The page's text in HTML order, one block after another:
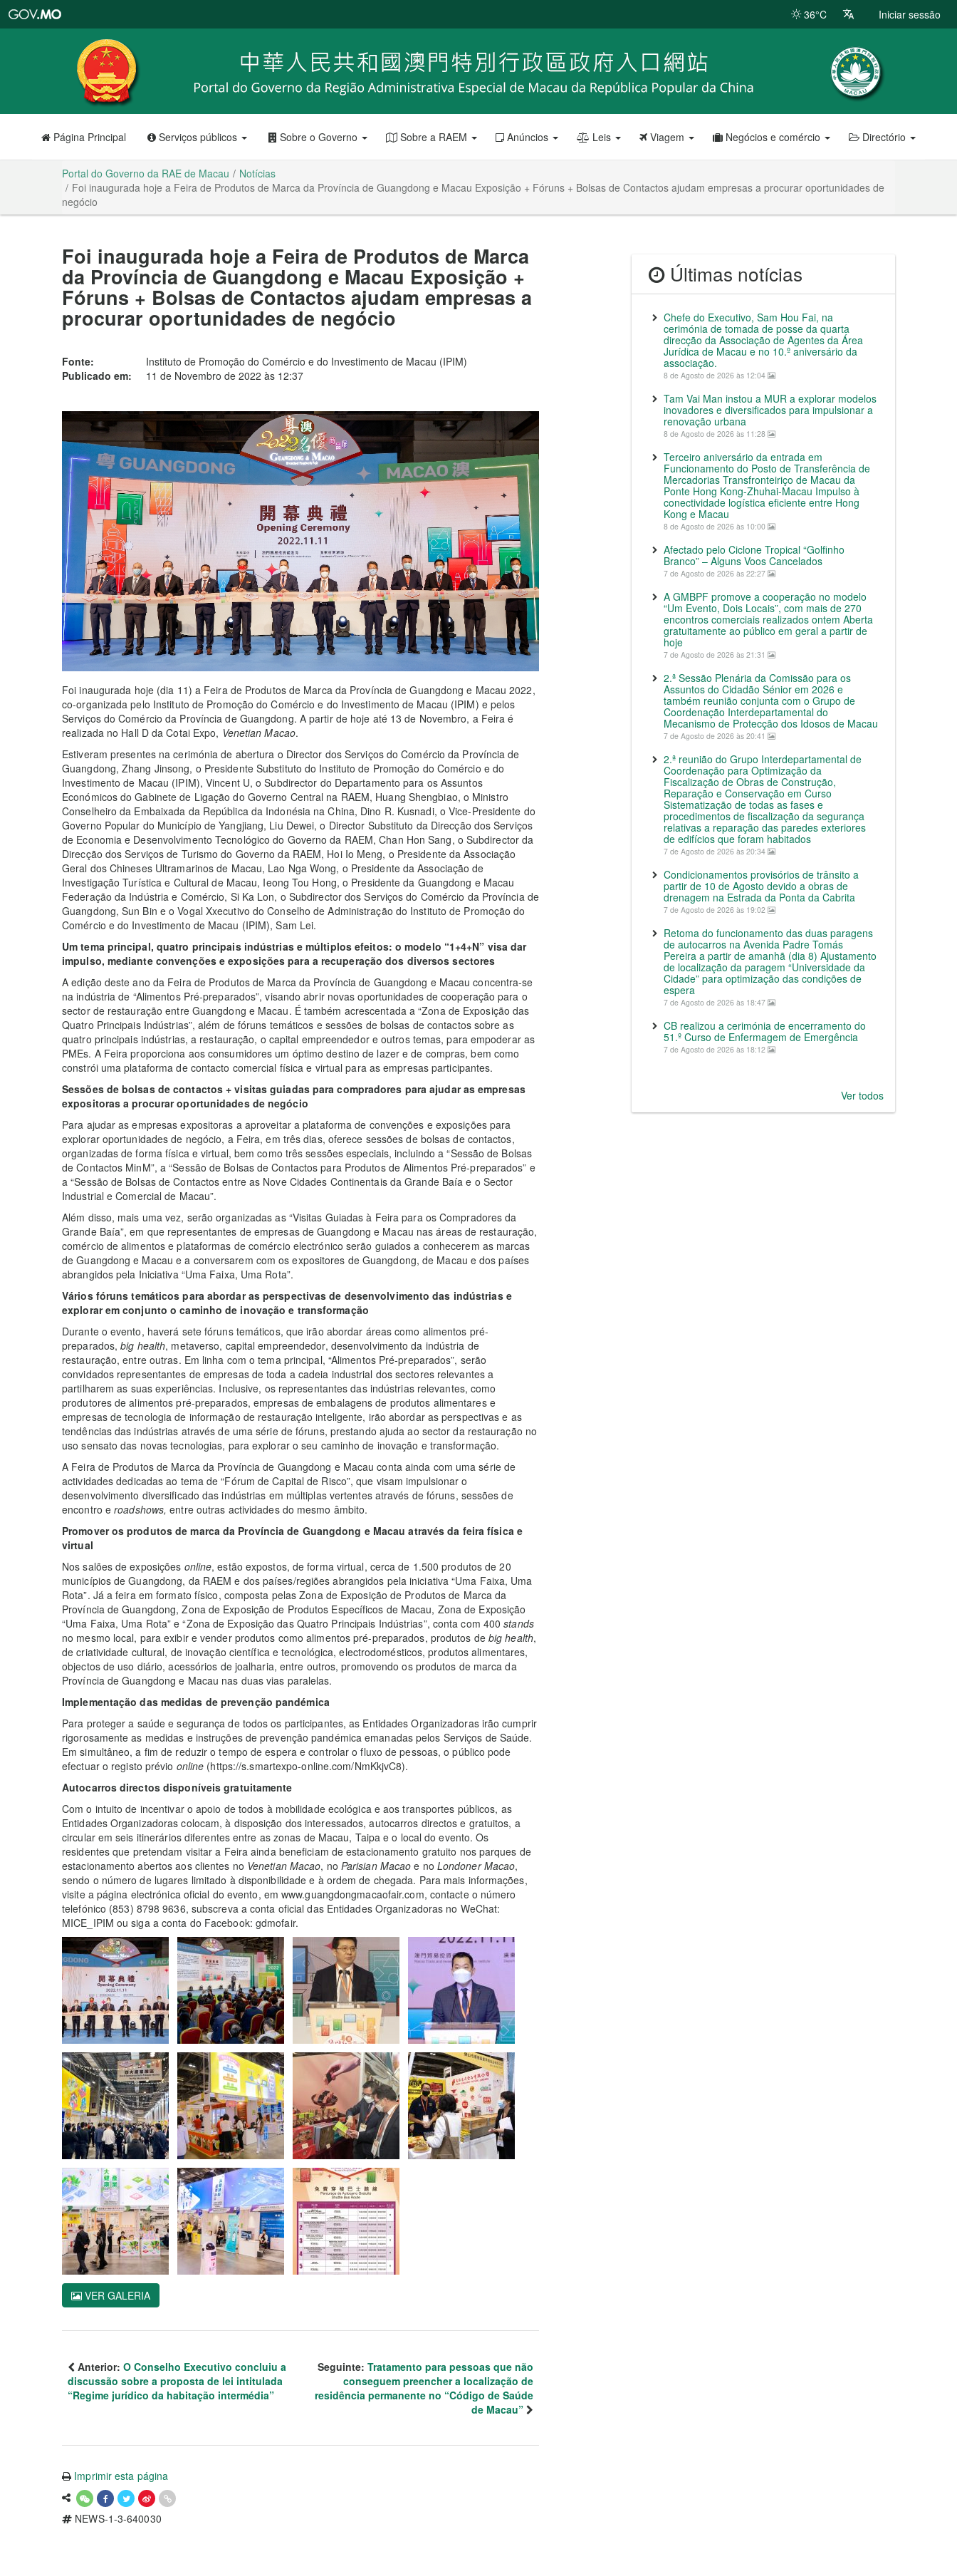
RAE
de
Macau
36°C Iniciar sessão
Página Principal Serviços públicos Sobre o Governo Sobre a RAEM Anúncios Leis Viagem Negócios e comércio Directório
Portal do Governo da RAE de Macau
Notícias
Foi inaugurada hoje a Feira de Produtos de Marca da Província de Guangdong e Macau Exposição + Fóruns + Bolsas de Contactos ajudam empresas a procurar oportunidades de
negócio
Foi inaugurada hoje a Feira de Produtos de Marca
da Província de Guangdong e Macau Exposição +
Fóruns + Bolsas de Contactos ajudam empresas a
procurar oportunidades de negócio
Fonte:
Instituto de Promoção do Comércio e do Investimento de Macau (IPIM)
Publicado em:
11 de Novembro de 2022 às 12:37
Foi inaugurada hoje (dia 11) a Feira de Produtos de Marca da Província de Guangdong e Macau 2022,
co-organizada pelo Instituto de Promoção do Comércio e do Investimento de Macau (IPIM) e pelos
Serviços do Comércio da Província de Guangdong. A partir de hoje até 13 de Novembro, a Feira é
realizada no Hall D da Cotai Expo, Venetian Macao.
Estiveram presentes na cerimónia de abertura o Director dos Serviços do Comércio da Província de
Guangdong, Zhang Jinsong, o Presidente Substituto do Instituto de Promoção do Comércio e do
Investimento de Macau (IPIM), Vincent U, o Subdirector do Departamento para os Assuntos
Económicos do Gabinete de Ligação do Governo Central na RAEM, Huang Shengbiao, o Ministro
Conselheiro da Embaixada da República da Indonésia na China, Dino R. Kusnadi, o Vice-Presidente do
Governo Popular do Município de Yangjiang, Liu Dewei, o Director Substituto da Direcção dos Serviços
de Economia e Desenvolvimento Tecnológico do Governo da RAEM, Chan Hon Sang, o Subdirector da
Direcção dos Serviços de Turismo do Governo da RAEM, Hoi Io Meng, o Presidente da Associação
Geral dos Chineses Ultramarinos de Macau, Lao Nga Wong, o Presidente da Associação de
Investigação Turística e Cultural de Macau, Ieong Tou Hong, o Presidente da Guangdong e Macau
Federação da Indústria e Comércio, Si Ka Lon, o Subdirector dos Serviços do Comércio da Província de
Guangdong, Sun Bin e o Vogal Xxecutivo do Conselho de Administração do Instituto de Promoção do
Comércio e do Investimento de Macau (IPIM), Sam Lei.
Um tema principal, quatro principais indústrias e múltiplos efeitos: o modelo “1+4+N” visa dar
impulso, mediante convenções e exposições para a recuperação dos diversos sectores
A edição deste ano da Feira de Produtos de Marca da Província de Guangdong e Macau concentra-se
na indústria de “Alimentos Pré-preparados”, visando abrir novas oportunidades de cooperação para o
sector de restauração entre Guangdong e Macau. É também acrescentada a “Zona de Exposição das
Quatro Principais Indústrias”, além de fóruns temáticos e sessões de bolsas de contactos sobre as
quatro principais indústrias, a restauração, o capital empreendedor e outros temas, para empoderar as
PMEs. A Feira proporciona aos consumidores um óptimo destino de lazer e de compras, bem como
constrói uma plataforma de contacto comercial física e virtual para as empresas participantes.
Sessões de bolsas de contactos + visitas guiadas para compradores para ajudar as empresas
expositoras a procurar oportunidades de negócio
Para ajudar as empresas expositoras a aproveitar a plataforma de convenções e exposições para
explorar oportunidades de negócio, a Feira, em três dias, oferece sessões de bolsas de contactos,
organizadas de forma física e virtual, bem como três sessões especiais, incluindo a “Sessão de Bolsas
de Contactos MinM”, a “Sessão de Bolsas de Contactos para Produtos de Alimentos Pré-preparados” e
a “Sessão de Bolsas de Contactos entre as Nove Cidades Continentais da Grande Baía e o Sector
Industrial e Comercial de Macau”.
Além disso, mais uma vez, serão organizadas as “Visitas Guiadas à Feira para os Compradores da
Grande Baía”, em que representantes de empresas de Guangdong e Macau nas áreas de restauração,
comércio de alimentos e plataformas de comércio electrónico serão guiados a conhecerem as marcas
de Guangdong e Macau e a conversarem com os expositores de Guangdong, de Macau e dos países
abrangidos pela Iniciativa “Uma Faixa, Uma Rota”.
Váriosfóruns temáticos para abordar as perspectivas de desenvolvimento das indústrias e
explorar em conjunto o caminho de inovação e transformação
Durante o evento, haverá sete fóruns temáticos, que irão abordar áreas como alimentos pré-
preparados, big health, metaverso, capital empreendedor, desenvolvimento da indústria de
restauração, entre outras. Em linha com o tema principal, “Alimentos Pré-preparados”, serão
convidados representantes de empresas de toda a cadeia industrial dos sectores relevantes a
partilharem as suas experiências. Inclusive, os representantes das indústrias relevantes, como
produtores de alimentos pré-preparados, empresas de embalagens de produtos alimentares e
empresas de tecnologia de informação de restauração inteligente, irão abordar as perspectivas e as
tendências das indústrias através de uma série de fóruns, prestando ajuda ao sector da restauração no
uso sensato das novas tecnologias, para explorar o seu caminho de inovação e transformação.
A Feira de Produtos de Marca da Província de Guangdong e Macau conta ainda com uma série de
actividades dedicadas ao tema de “Fórum de Capital de Risco”, que visam impulsionar o
desenvolvimento diversificado das indústrias em múltiplas vertentes através de fóruns, sessões de
encontro eroadshows,entre outras actividades do mesmo âmbito.
Promover os produtos de marca da Província de Guangdong e Macau através da feira física e
virtual
Nos salões de exposições online, estão expostos, de forma virtual, cerca de 1.500 produtos de 20
municípios de Guangdong, da RAEM e dos países/regiões abrangidos pela iniciativa “Uma Faixa, Uma
Rota”. Já a feira em formato físico, composta pelas Zona de Exposição de Produtos de Marca da
Província de Guangdong, Zona de Exposição de Produtos Específicos de Macau, Zona de Exposição
“Uma Faixa, Uma Rota” e “Zona de Exposição das Quatro Principais Indústrias”, conta com 400stands
no mesmo local, para exibir e vender produtos como alimentos pré-preparados, produtos de big health,
de criatividade cultural, de inovação científica e tecnológica, electrodomésticos, produtos alimentares,
objectos de uso diário, acessórios de joalharia, entre outros, promovendo os produtos de marca da
Província de Guangdong e Macau nas duas vias paralelas.
Implementaçãodas medidas de prevenção pandémica
Para proteger a saúde e segurança de todos os participantes, as Entidades Organizadoras irão cumprir
rigorosamente as medidas e instruções de prevenção pandémica emanadas pelos Serviços de Saúde.
Em simultâneo, a fim de reduzir o tempo de espera e controlar o fluxo de pessoas, o público pode
efectuar o registo prévio online (https://s.smartexpo-online.com/NmKkjvC8).
Autocarros directos disponíveis gratuitamente
Com o intuito de incentivar o apoio de todos à mobilidade ecológica e aos transportes públicos, as
Entidades Organizadoras colocam, à disposição dos interessados, autocarros directos e gratuitos, a
circular em seis itinerários diferentes entre as zonas de Macau, Taipa e o local do evento. Os
residentes que pretendam visitar a Feira ainda beneficiam de estacionamento gratuito nos parques de
estacionamento abertos aos clientes no Venetian Macao, no Parisian Macao e no Londoner Macao,
sendo o número de lugares limitado à disponibilidade e à ordem de chegada. Para mais informações,
visite a página electrónica oficial do evento, em www.guangdongmacaofair.com, contacte o número
telefónico (853) 8798 9636, subscreva a conta oficial das Entidades Organizadoras no WeChat:
MICE_IPIM ou siga a conta do Facebook: gdmofair.
VER GALERIA
Anterior: O Conselho Executivo concluiu a
discussão sobre a proposta de lei intitulada
“Regime jurídico da habitação intermédia”
Seguinte: Tratamento para pessoas que não
conseguem preencher a localização de
residência permanente no “Código de Saúde
de Macau”
Imprimir esta página
NEWS-1-3-640030
Últimas notícias
Chefe do Executivo, Sam Hou Fai, na
cerimónia de tomada de posse da quarta
direcção da Associação de Agentes da Área
Jurídica de Macau e no 10.º aniversário da
associação.
8 de Agosto de 2026 às 12:04
Tam Vai Man instou a MUR a explorar modelos
inovadores e diversificados para impulsionar a
renovação urbana
8 de Agosto de 2026 às 11:28
Terceiro aniversário da entrada em
Funcionamento do Posto de Transferência de
Mercadorias Transfronteiriço de Macau da
Ponte Hong Kong-Zhuhai-Macau Impulso à
conectividade logística eficiente entre Hong
Kong e Macau
8 de Agosto de 2026 às 10:00
Afectado pelo Ciclone Tropical “Golfinho
Branco” – Alguns Voos Cancelados
7 de Agosto de 2026 às 22:27
A GMBPF promove a cooperação no modelo
“Um Evento, Dois Locais”, com mais de 270
encontros comerciais realizados ontem Aberta
gratuitamente ao público em geral a partir de
hoje
7 de Agosto de 2026 às 21:31
2.ª Sessão Plenária da Comissão para os
Assuntos do Cidadão Sénior em 2026 e
também reunião conjunta com o Grupo de
Coordenação Interdepartamental do
Mecanismo de Protecção dos Idosos de Macau
7 de Agosto de 2026 às 20:41
2.ª reunião do Grupo Interdepartamental de
Coordenação para Optimização da
Fiscalização de Obras de Construção,
Reparação e Conservação em Curso
Sistematização de todas as fases e
procedimentos de fiscalização da segurança
relativas a reparação das paredes exteriores
de edifícios que foram habitados
7 de Agosto de 2026 às 20:34
Condicionamentos provisórios de trânsito a
partir de 10 de Agosto devido a obras de
drenagem na Estrada da Ponta da Cabrita
7 de Agosto de 2026 às 19:02
Retoma do funcionamento das duas paragens
de autocarros na Avenida Padre Tomás
Pereira a partir de amanhã (dia 8) Ajustamento
de localização da paragem “Universidade da
Cidade” para optimização das condições de
espera
7 de Agosto de 2026 às 18:47
CB realizou a cerimónia de encerramento do
51.º Curso de Enfermagem de Emergência
7 de Agosto de 2026 às 18:12
Ver todos